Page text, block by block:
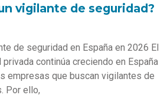
vigilante de seguridad?
de seguridad en España en 2026 El
continúa creciendo en España
empresas que buscan vigilantes de
Por ello,